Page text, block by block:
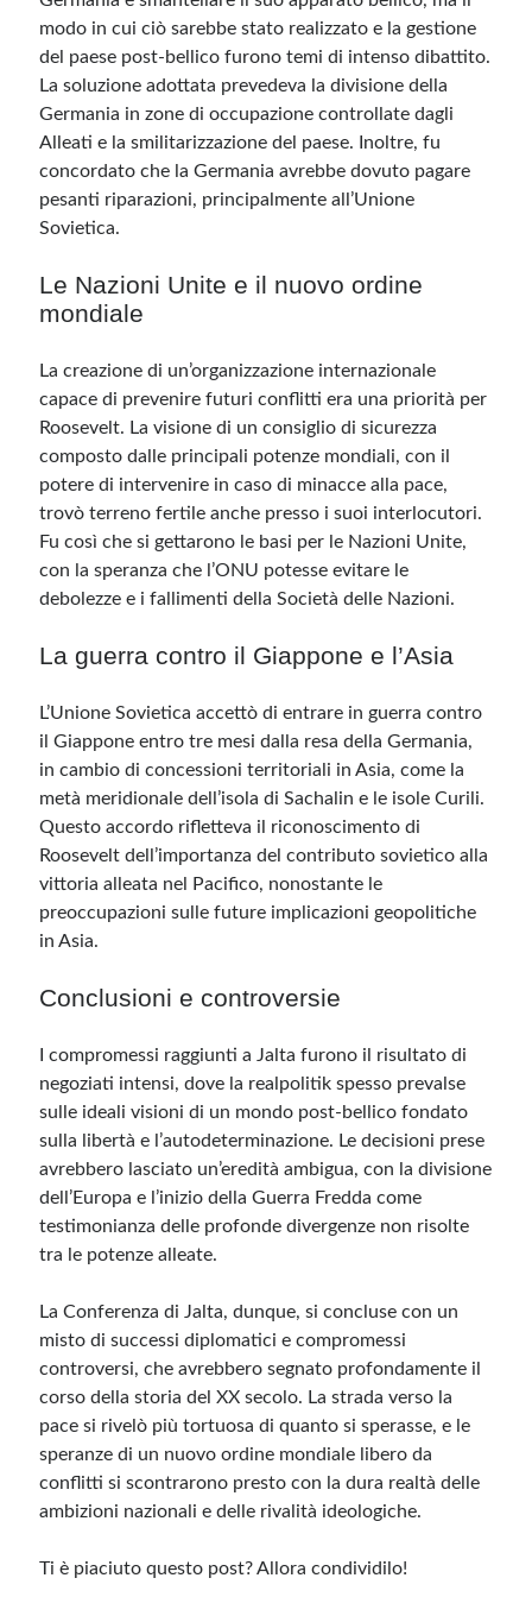
modo in cui ciò sarebbe stato realizzato e la gestione
del paese post-bellico furono temi di intenso dibattito.
La soluzione adottata prevedeva la divisione della
Germania in zone di occupazione controllate dagli
Alleati e la smilitarizzazione del paese. Inoltre, fu
concordato che la Germania avrebbe dovuto pagare
pesanti riparazioni, principalmente all’Unione
Sovietica.
Le Nazioni Unite e il nuovo ordine
mondiale
La creazione di un’organizzazione internazionale
capace di prevenire futuri conflitti era una priorità per
Roosevelt. La visione di un consiglio di sicurezza
composto dalle principali potenze mondiali, con il
potere di intervenire in caso di minacce alla pace,
trovò terreno fertile anche presso i suoi interlocutori.
Fu così che si gettarono le basi per le Nazioni Unite,
con la speranza che l’ONU potesse evitare le
debolezze e i fallimenti della Società delle Nazioni.
La guerra contro il Giappone e l’Asia
L’Unione Sovietica accettò di entrare in guerra contro
il Giappone entro tre mesi dalla resa della Germania,
in cambio di concessioni territoriali in Asia, come la
metà meridionale dell’isola di Sachalin e le isole Curili.
Questo accordo rifletteva il riconoscimento di
Roosevelt dell’importanza del contributo sovietico alla
vittoria alleata nel Pacifico, nonostante le
preoccupazioni sulle future implicazioni geopolitiche
in Asia.
Conclusioni e controversie
I compromessi raggiunti a Jalta furono il risultato di
negoziati intensi, dove la realpolitik spesso prevalse
sulle ideali visioni di un mondo post-bellico fondato
sulla libertà e l’autodeterminazione. Le decisioni prese
avrebbero lasciato un’eredità ambigua, con la divisione
dell’Europa e l’inizio della Guerra Fredda come
testimonianza delle profonde divergenze non risolte
tra le potenze alleate.
La Conferenza di Jalta, dunque, si concluse con un
misto di successi diplomatici e compromessi
controversi, che avrebbero segnato profondamente il
corso della storia del XX secolo. La strada verso la
pace si rivelò più tortuosa di quanto si sperasse, e le
speranze di un nuovo ordine mondiale libero da
conflitti si scontrarono presto con la dura realtà delle
ambizioni nazionali e delle rivalità ideologiche.
Ti è piaciuto questo post? Allora condividilo!